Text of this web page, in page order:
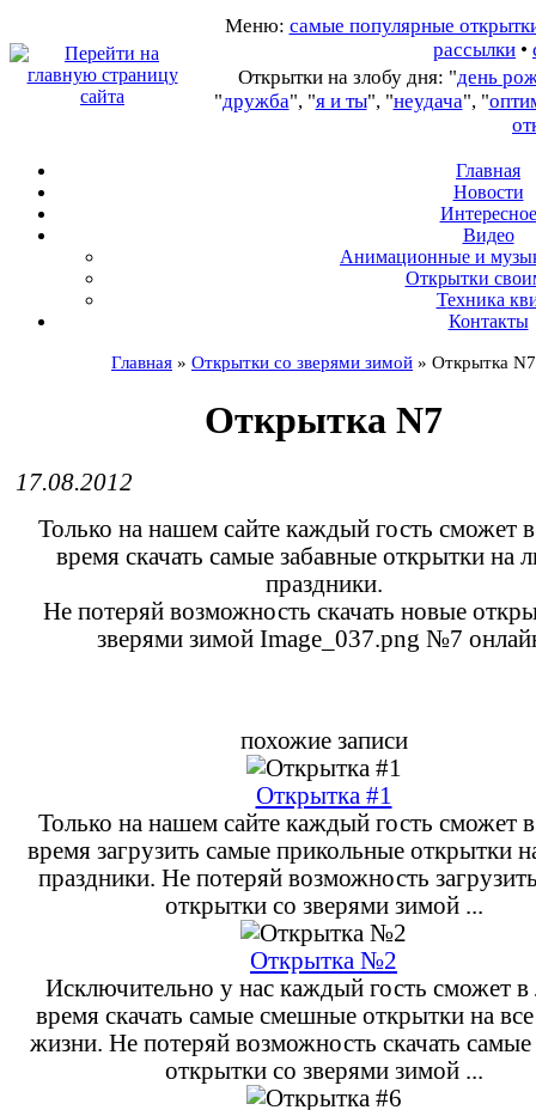
Меню: самые популярные
рассылки •
Открытки на злобу дня: "день
"дружба", "я и ты", "неудача", "
Главная
Новости
Интересное
Видео
Анимационные и
Открытки
Техника
Контакты
Главная » Открытки со зверями зимой » Открытка N7
Открытка N7
17.08.2012
Только на нашем сайте каждый гость сможет
время скачать самые забавные открытки на
праздники.
Не потеряй возможность скачать новые
зверями зимой Image_037.png №7
похожие записи
Открытка #1
Только на нашем сайте каждый гость сможет
время загрузить самые прикольные открытки
праздники. Не потеряй возможность
открытки со зверями зимой ...
Открытка №2
Исключительно у нас каждый гость сможет
время скачать самые смешные открытки на
жизни. Не потеряй возможность скачать
открытки со зверями зимой ...